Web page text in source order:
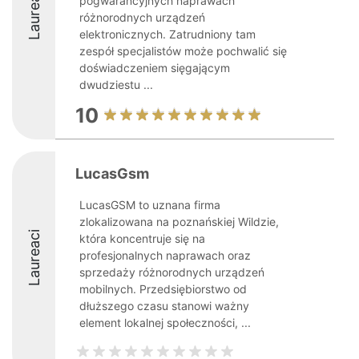
różnorodnych urządzeń
elektronicznych. Zatrudniony tam
zespół specjalistów może pochwalić się
doświadczeniem sięgającym
dwudziestu ...
10
Laureaci
LucasGsm
LucasGSM to uznana firma
zlokalizowana na poznańskiej Wildzie,
która koncentruje się na
profesjonalnych naprawach oraz
sprzedaży różnorodnych urządzeń
mobilnych. Przedsiębiorstwo od
dłuższego czasu stanowi ważny
element lokalnej społeczności, ...